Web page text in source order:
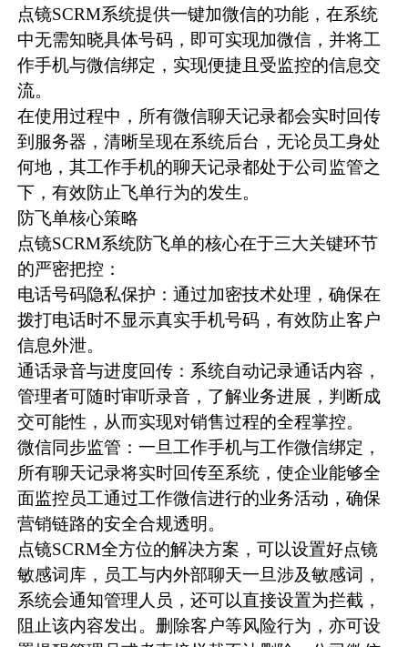
点镜SCRM系统提供一键加微信的功能，在系统
中无需知晓具体号码，即可实现加微信，并将工
作手机与微信绑定，实现便捷且受监控的信息交
流。
在使用过程中，所有微信聊天记录都会实时回传
到服务器，清晰呈现在系统后台，无论员工身处
何地，其工作手机的聊天记录都处于公司监管之
下，有效防止飞单行为的发生。
防飞单核心策略
点镜SCRM系统防飞单的核心在于三大关键环节
的严密把控：
电话号码隐私保护：通过加密技术处理，确保在
拨打电话时不显示真实手机号码，有效防止客户
信息外泄。
通话录音与进度回传：系统自动记录通话内容，
管理者可随时审听录音，了解业务进展，判断成
交可能性，从而实现对销售过程的全程掌控。
微信同步监管：一旦工作手机与工作微信绑定，
所有聊天记录将实时回传至系统，使企业能够全
面监控员工通过工作微信进行的业务活动，确保
营销链路的安全合规透明。
点镜SCRM全方位的解决方案，可以设置好点镜
敏感词库，员工与内外部聊天一旦涉及敏感词，
系统会通知管理人员，还可以直接设置为拦截，
阻止该内容发出。删除客户等风险行为，亦可设